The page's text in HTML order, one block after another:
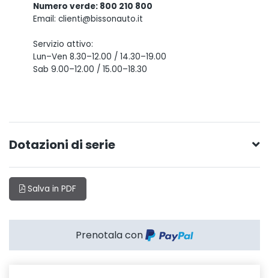
Numero verde: 800 210 800
Email: clienti@bissonauto.it
Servizio attivo:
Lun–Ven 8.30–12.00 / 14.30–19.00
Sab 9.00–12.00 / 15.00–18.30
Dotazioni di serie
Salva in PDF
Prenotala con